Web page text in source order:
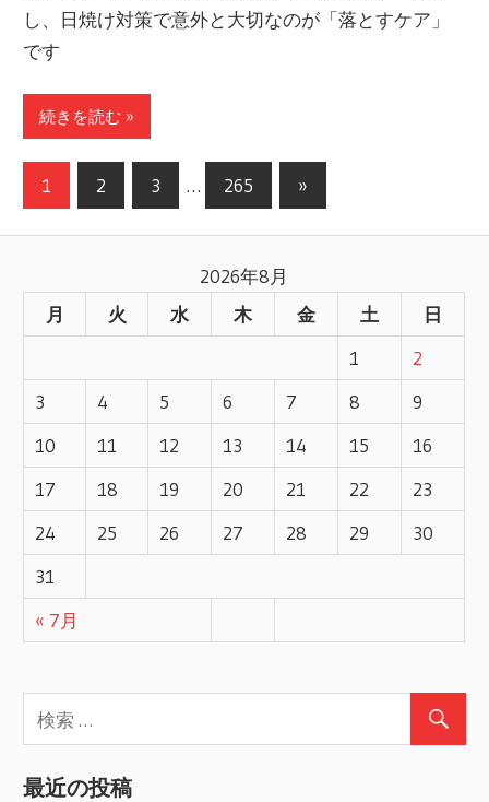
し、日焼け対策で意外と大切なのが「落とすケア」
です
続きを読む »
投
ナ
ゲ
ー
シ
ョ
ン
1 2 3 … 265
次
»
2026年8月
月
火 水 木 金 土 日
« 7月
1
2
3
4 5 6 7 8
9
10
11 12 13 14 15
16
17
18 19 20 21 22
23
24
25 26 27 28 29
30
31
最近の投稿